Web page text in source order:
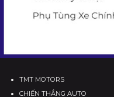
TMT MOTORS
CHIẾN THẮNG AUTO